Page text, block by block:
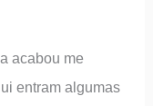
acabou me
entram algumas